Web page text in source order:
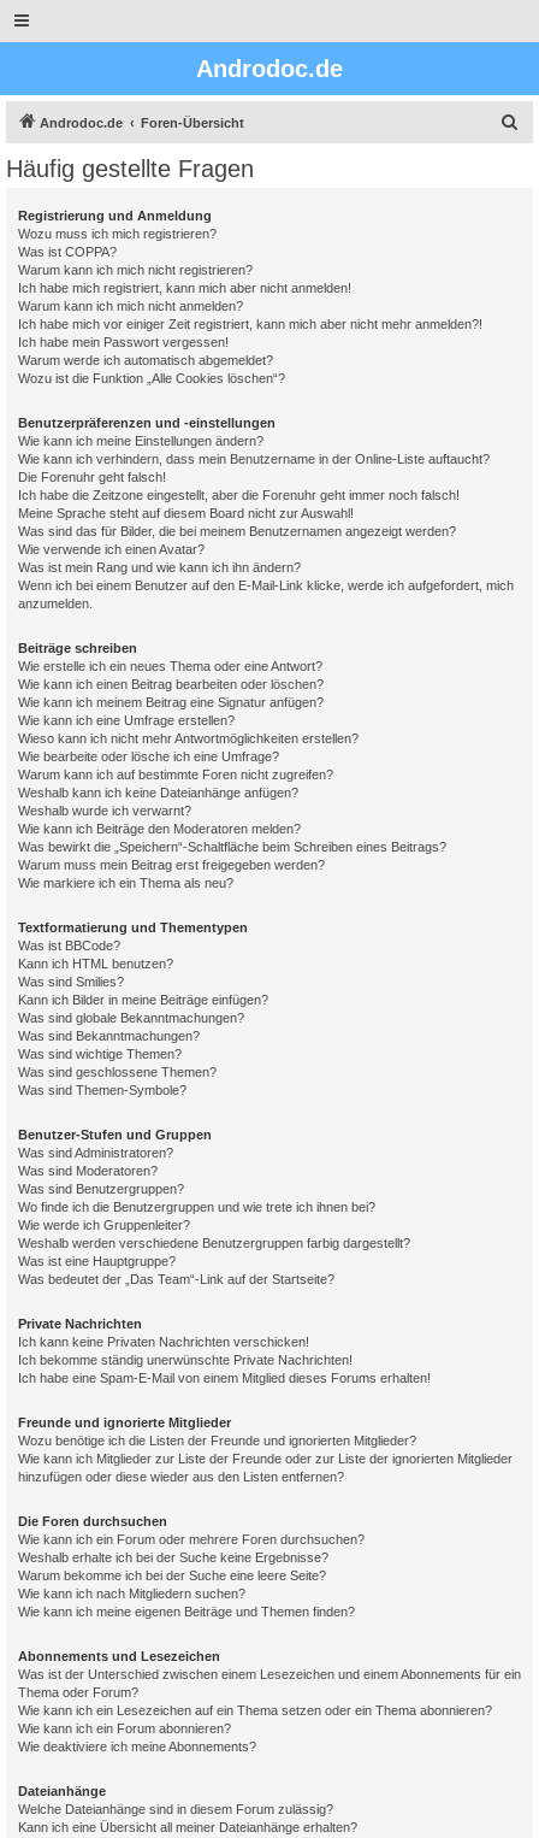
Androdoc.de
Androdoc.de Foren-Übersicht
Häufig gestellte Fragen
Registrierung und Anmeldung
Wozu muss ich mich registrieren?
Was ist COPPA?
Warum kann ich mich nicht registrieren?
Ich habe mich registriert, kann mich aber nicht anmelden!
Warum kann ich mich nicht anmelden?
Ich habe mich vor einiger Zeit registriert, kann mich aber nicht mehr anmelden?!
Ich habe mein Passwort vergessen!
Warum werde ich automatisch abgemeldet?
Wozu ist die Funktion „Alle Cookies löschen“?
Benutzerpräferenzen und -einstellungen
Wie kann ich meine Einstellungen ändern?
Wie kann ich verhindern, dass mein Benutzername in der Online-Liste auftaucht?
Die Forenuhr geht falsch!
Ich habe die Zeitzone eingestellt, aber die Forenuhr geht immer noch falsch!
Meine Sprache steht auf diesem Board nicht zur Auswahl!
Was sind das für Bilder, die bei meinem Benutzernamen angezeigt werden?
Wie verwende ich einen Avatar?
Was ist mein Rang und wie kann ich ihn ändern?
Wenn ich bei einem Benutzer auf den E-Mail-Link klicke, werde ich aufgefordert, mich
anzumelden.
Beiträge schreiben
Wie erstelle ich ein neues Thema oder eine Antwort?
Wie kann ich einen Beitrag bearbeiten oder löschen?
Wie kann ich meinem Beitrag eine Signatur anfügen?
Wie kann ich eine Umfrage erstellen?
Wieso kann ich nicht mehr Antwortmöglichkeiten erstellen?
Wie bearbeite oder lösche ich eine Umfrage?
Warum kann ich auf bestimmte Foren nicht zugreifen?
Weshalb kann ich keine Dateianhänge anfügen?
Weshalb wurde ich verwarnt?
Wie kann ich Beiträge den Moderatoren melden?
Was bewirkt die „Speichern“-Schaltfläche beim Schreiben eines Beitrags?
Warum muss mein Beitrag erst freigegeben werden?
Wie markiere ich ein Thema als neu?
Textformatierung und Thementypen
Was ist BBCode?
Kann ich HTML benutzen?
Was sind Smilies?
Kann ich Bilder in meine Beiträge einfügen?
Was sind globale Bekanntmachungen?
Was sind Bekanntmachungen?
Was sind wichtige Themen?
Was sind geschlossene Themen?
Was sind Themen-Symbole?
Benutzer-Stufen und Gruppen
Was sind Administratoren?
Was sind Moderatoren?
Was sind Benutzergruppen?
Wo finde ich die Benutzergruppen und wie trete ich ihnen bei?
Wie werde ich Gruppenleiter?
Weshalb werden verschiedene Benutzergruppen farbig dargestellt?
Was ist eine Hauptgruppe?
Was bedeutet der „Das Team“-Link auf der Startseite?
Private Nachrichten
Ich kann keine Privaten Nachrichten verschicken!
Ich bekomme ständig unerwünschte Private Nachrichten!
Ich habe eine Spam-E-Mail von einem Mitglied dieses Forums erhalten!
Freunde und ignorierte Mitglieder
Wozu benötige ich die Listen der Freunde und ignorierten Mitglieder?
Wie kann ich Mitglieder zur Liste der Freunde oder zur Liste der ignorierten Mitglieder
hinzufügen oder diese wieder aus den Listen entfernen?
Die Foren durchsuchen
Wie kann ich ein Forum oder mehrere Foren durchsuchen?
Weshalb erhalte ich bei der Suche keine Ergebnisse?
Warum bekomme ich bei der Suche eine leere Seite?
Wie kann ich nach Mitgliedern suchen?
Wie kann ich meine eigenen Beiträge und Themen finden?
Abonnements und Lesezeichen
Was ist der Unterschied zwischen einem Lesezeichen und einem Abonnements für ein
Thema oder Forum?
Wie kann ich ein Lesezeichen auf ein Thema setzen oder ein Thema abonnieren?
Wie kann ich ein Forum abonnieren?
Wie deaktiviere ich meine Abonnements?
Dateianhänge
Welche Dateianhänge sind in diesem Forum zulässig?
Kann ich eine Übersicht all meiner Dateianhänge erhalten?